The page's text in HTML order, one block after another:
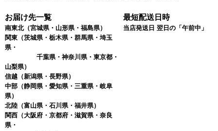
お届け先一覧 最短配送日時
南東北（宮城県・山形県・福島県）
関東 （茨城県・栃木県・群馬県・埼玉
県・
千葉県・神奈川県・東京都・
山梨県）
信越 （新潟県・長野県）
中部 （静岡県・愛知県・三重県・岐阜
県）
北陸 （富山県・石川県・福井県）
関西 （大阪府・京都府・滋賀県・奈良
県・
当店発送日 翌日の「午前中」